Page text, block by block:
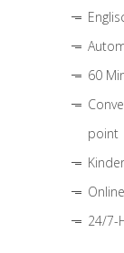
60
point
24/7-